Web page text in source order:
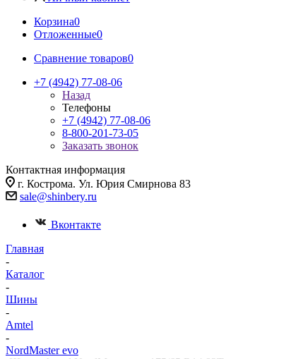
Корзина0
Отложенные0
Сравнение товаров0
+7 (4942) 77-08-06
Назад
Телефоны
+7 (4942) 77-08-06
8-800-201-73-05
Заказать звонок
Контактная информация
г. Кострома. Ул. Юрия Смирнова 83
sale@shinbery.ru
Вконтакте
Главная
-
Каталог
-
Шины
-
Amtel
-
NordMaster evo